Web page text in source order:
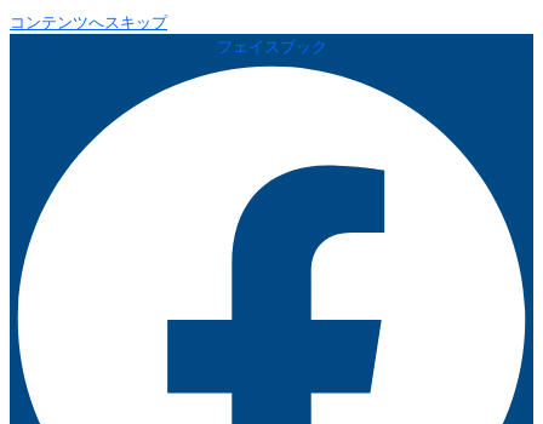
コンテンツへスキップ
フェイスブック